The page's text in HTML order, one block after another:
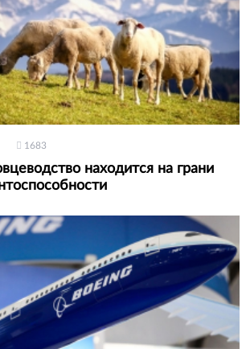
1683
находится на грани